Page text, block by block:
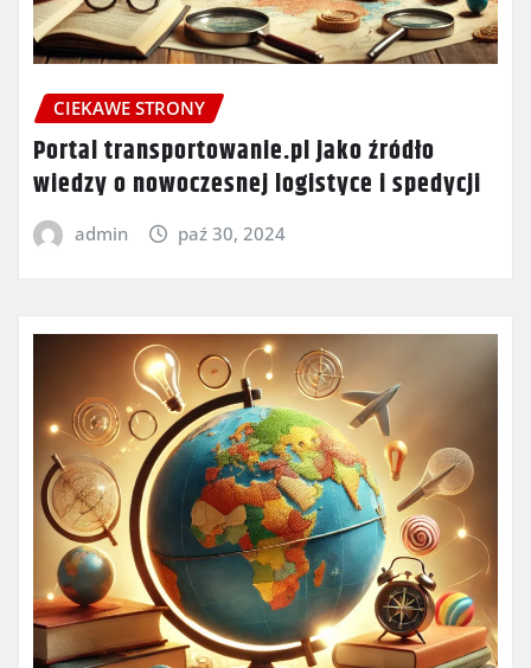
CIEKAWE STRONY
Portal transportowanie.pl jako źródło
wiedzy o nowoczesnej logistyce i spedycji
admin paź 30, 2024